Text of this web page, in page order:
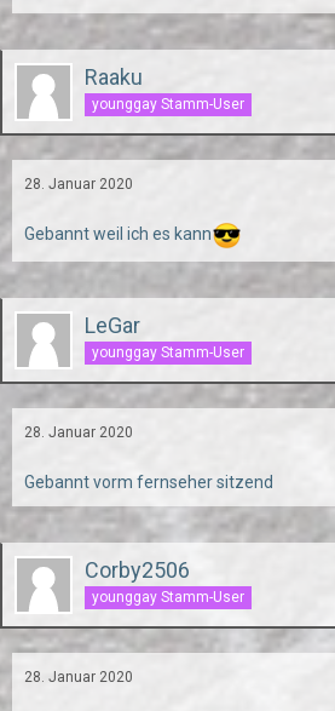
Raaku
younggay Stamm-User
28. Januar 2020
Gebannt weil ich es kann
LeGar
younggay Stamm-User
28. Januar 2020
Gebannt vorm fernseher sitzend
Corby2506
younggay Stamm-User
28. Januar 2020